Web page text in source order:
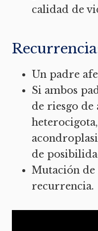
calidad de
Un padre
Si ambos
de riesgo de
de
Mutación de
recurrencia.